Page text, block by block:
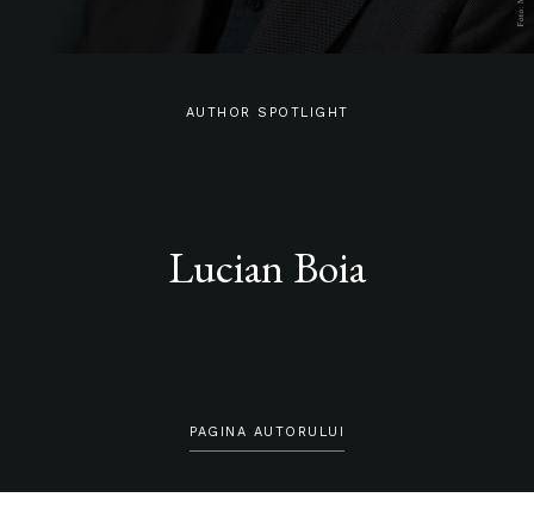
AUTHOR SPOTLIGHT
Lucian Boia
PAGINA AUTORULUI